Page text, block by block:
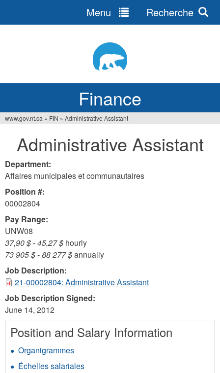
Finance
Menu Recherche
are
here
www.gov.nt.ca » FIN » Administrative Assistant
Administrative Assistant
Department:
Affaires municipales et communautaires
Position #:
00002804
Pay Range:
UNW08
37,90 $-45,27 $ hourly
73 905 $-88 277 $annually
Job Description:
21-00002804: Administrative Assistant
Job Description Signed:
June 14, 2012
Position and Salary Information
Organigrammes
Échelles salariales